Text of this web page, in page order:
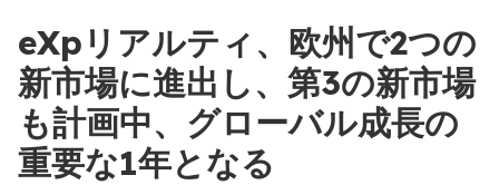
eXpリアルティ、欧州で2つの
新市場に進出し、第3の新市場
も計画中、グローバル成長の
重要な1年となる